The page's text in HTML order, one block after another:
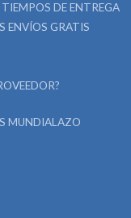
DE ENTREGA
ENVÍOS GRATIS
MUNDIALAZO